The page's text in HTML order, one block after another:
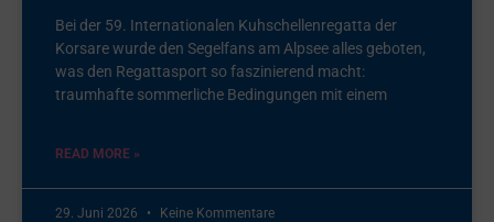
Bei der 59. Internationalen Kuhschellenregatta der
Korsare wurde den Segelfans am Alpsee alles geboten,
was den Regattasport so faszinierend macht:
traumhafte sommerliche Bedingungen mit einem
READ MORE »
29. Juni 2026 Keine Kommentare